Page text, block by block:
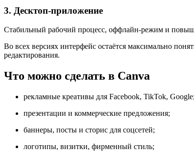
3. Десктоп-приложение
Стабильный рабочий процесс, оффлайн-режим и
Во всех версиях интерфейс остаётся максимально
редактирования.
Что можно сделать в Canva
рекламные креативы для Facebook, TikTok, Google;
презентации и коммерческие предложения;
баннеры, посты и сторис для соцсетей;
логотипы, визитки, фирменный стиль;